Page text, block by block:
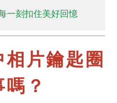
一刻扣住美好回憶
片鑰匙圈
？